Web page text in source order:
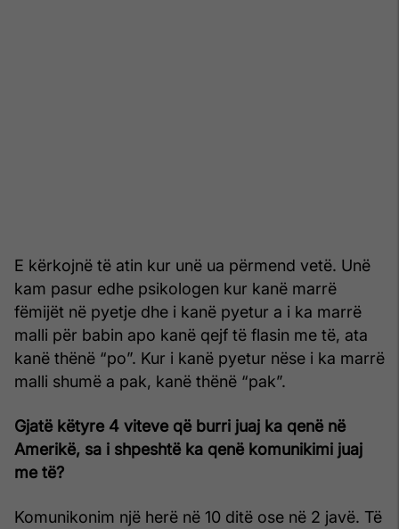
E kërkojnë të atin kur unë ua përmend vetë. Unë
kam pasur edhe psikologen kur kanë marrë
fëmijët në pyetje dhe i kanë pyetur a i ka marrë
malli për babin apo kanë qejf të flasin me të, ata
kanë thënë “po”. Kur i kanë pyetur nëse i ka marrë
malli shumë a pak, kanë thënë “pak”.
Gjatë këtyre 4 viteve që burri juaj ka qenë në
Amerikë, sa i shpeshtë ka qenë komunikimi juaj
me të?
Komunikonim një herë në 10 ditë ose në 2 javë. Të